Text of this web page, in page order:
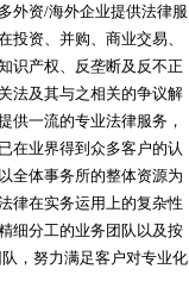
外资/海外企业提供法律服
投资、并购、商业交易、
识产权、反垄断及反不正
法及其与之相关的争议解
供一流的专业法律服务，
在业界得到众多客户的认
全体事务所的整体资源为
律在实务运用上的复杂性
细分工的业务团队以及按
，努力满足客户对专业化